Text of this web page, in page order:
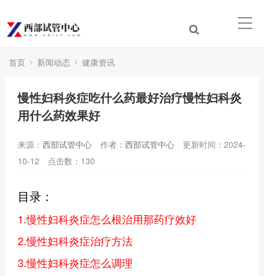
首页 新闻动态 健康资讯
慢性妇科炎症吃什么药最好治疗慢性妇科炎
用什么药效果好
来源： 西部试管中心 作者： 西部试管中心
更新时间：2024-
10-12
点击数： 130
目录：
1.慢性妇科炎症怎么根治用那药疗效好
2.慢性妇科炎症治疗方法
3.慢性妇科炎症怎么调理